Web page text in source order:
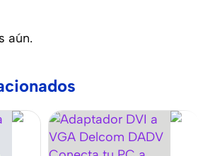
aún.